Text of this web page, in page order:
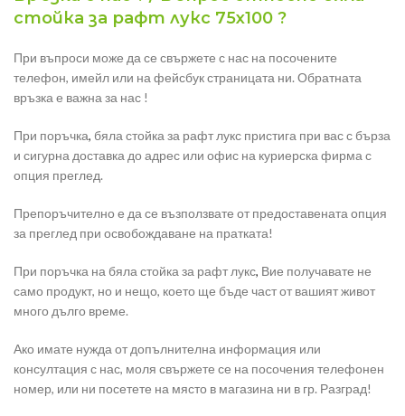
стойка за рафт лукс 75х100 ?
При въпроси може да се свържете с нас на посочените
телефон, имейл или на фейсбук страницата ни. Обратната
връзка е важна за нас !
При поръчка, бяла стойка за рафт лукс пристига при вас с бърза
и сигурна доставка до адрес или офис на куриерска фирма с
опция преглед.
Препоръчително е да се възползвате от предоставената опция
за преглед при освобождаване на пратката!
При поръчка на бяла стойка за рафт лукс, Вие получавате не
само продукт, но и нещо, което ще бъде част от вашият живот
много дълго време.
Ако имате нужда от допълнителна информация или
консултация с нас, моля свържете се на посочения телефонен
номер, или ни посетете на място в магазина ни в гр. Разград!